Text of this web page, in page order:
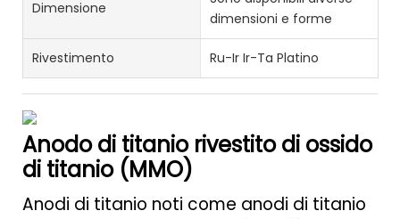
Dimensione
dimensioni e forme
Rivestimento Ru-Ir Ir-Ta Platino
Anodo di titanio rivestito di ossido
di titanio (MMO)
Anodi di titanio noti come anodi di titanio